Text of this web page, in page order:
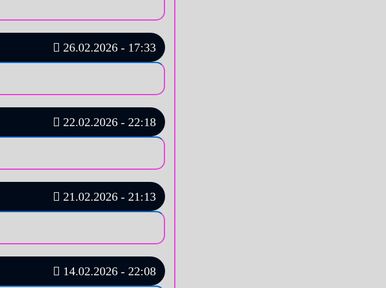
26.02.2026 - 17:33
22.02.2026 - 22:18
21.02.2026 - 21:13
14.02.2026 - 22:08